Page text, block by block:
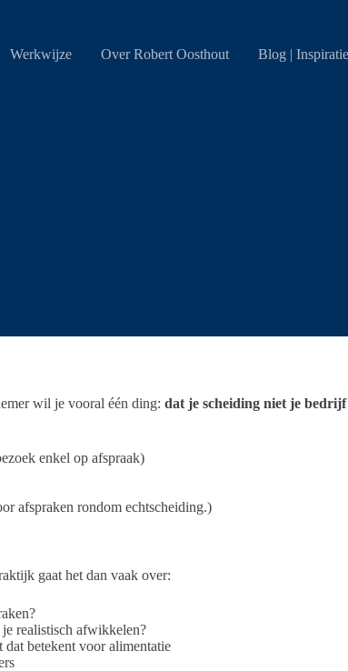
Werkwijze Over Robert Oosthout Blog | Inspiratie
wil je vooral één ding: dat je scheiding niet je bedrijf
enkel op afspraak)
afspraken rondom echtscheiding.)
gaat het dan vaak over:
realistisch afwikkelen?
betekent voor alimentatie